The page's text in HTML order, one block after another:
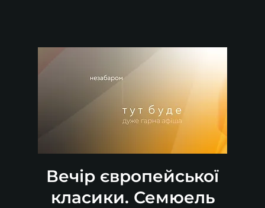
Вечір європейської
класики. Семюель